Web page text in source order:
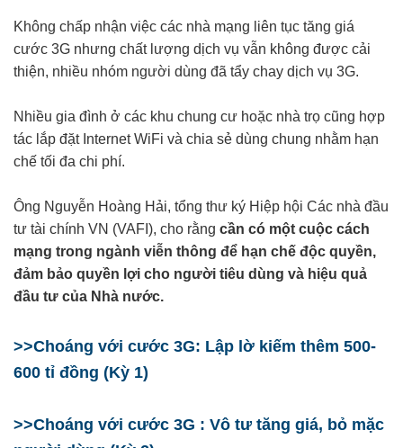
Không chấp nhận việc các nhà mạng liên tục tăng giá
cước 3G nhưng chất lượng dịch vụ vẫn không được cải
thiện, nhiều nhóm người dùng đã tẩy chay dịch vụ 3G.
Nhiều gia đình ở các khu chung cư hoặc nhà trọ cũng hợp
tác lắp đặt Internet WiFi và chia sẻ dùng chung nhằm hạn
chế tối đa chi phí.
Ông Nguyễn Hoàng Hải, tổng thư ký Hiệp hội Các nhà đầu
tư tài chính VN (VAFI), cho rằng cần có một cuộc cách
mạng trong ngành viễn thông để hạn chế độc quyền,
đảm bảo quyền lợi cho người tiêu dùng và hiệu quả
đầu tư của Nhà nước.
>>Choáng với cước 3G: Lập lờ kiếm thêm 500-
600 tỉ đồng (Kỳ 1)
>>Choáng với cước 3G : Vô tư tăng giá, bỏ mặc